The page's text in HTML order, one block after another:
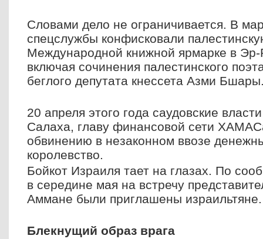
Словами дело не ограничивается. В
спецслужбы конфисковали
Международной книжной ярмарке в Эр-
включая сочинения палестинского
беглого депутата кнессета Азми
20 апреля этого года саудовские
Салаха, главу финансовой сети
обвинению в незаконном ввозе
королевство.
Бойкот Израиля тает на глазах. По
в середине мая на встречу
Аммане были приглашены израильтяне.
Блекнущий образ врага